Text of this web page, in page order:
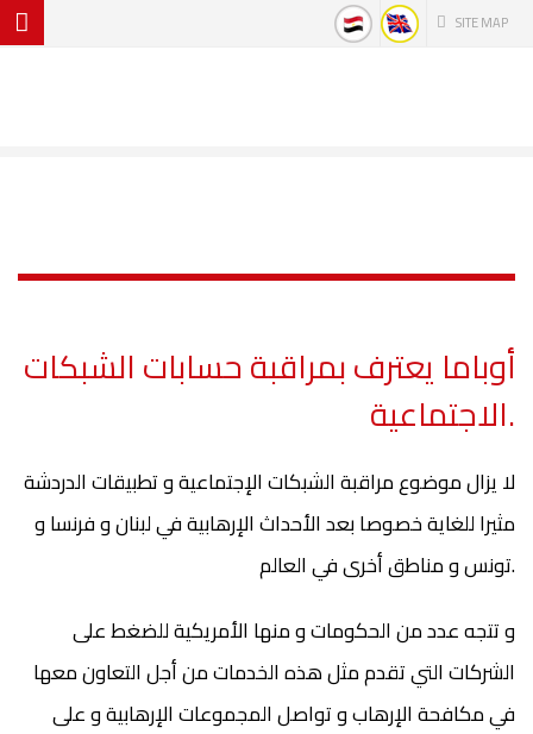
SITE MAP
أوباما يعترف بمراقبة حسابات الشبكات
الاجتماعية.
لا يزال موضوع مراقبة الشبكات الإجتماعية و تطبيقات الدردشة
مثيرا للغاية خصوصا بعد الأحداث الإرهابية في لبنان و فرنسا و
تونس و مناطق أخرى في العالم.
و تتجه عدد من الحكومات و منها الأمريكية للضغط على
الشركات التي تقدم مثل هذه الخدمات من أجل التعاون معها
في مكافحة الإرهاب و تواصل المجموعات الإرهابية و على